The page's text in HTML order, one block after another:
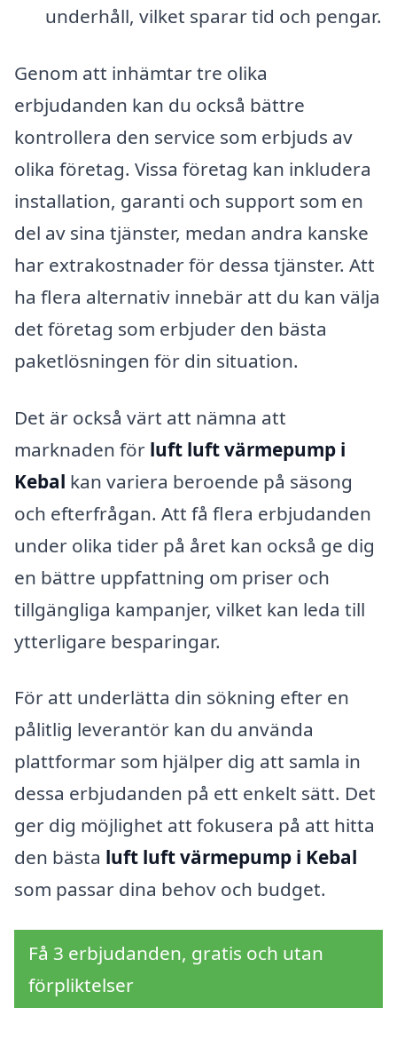
underhåll, vilket sparar tid och pengar.
Genom att inhämtar tre olika
erbjudanden kan du också bättre
kontrollera den service som erbjuds av
olika företag. Vissa företag kan inkludera
installation, garanti och support som en
del av sina tjänster, medan andra kanske
har extrakostnader för dessa tjänster. Att
ha flera alternativ innebär att du kan välja
det företag som erbjuder den bästa
paketlösningen för din situation.
Det är också värt att nämna att
marknaden för luft luft värmepump i
Kebal kan variera beroende på säsong
och efterfrågan. Att få flera erbjudanden
under olika tider på året kan också ge dig
en bättre uppfattning om priser och
tillgängliga kampanjer, vilket kan leda till
ytterligare besparingar.
För att underlätta din sökning efter en
pålitlig leverantör kan du använda
plattformar som hjälper dig att samla in
dessa erbjudanden på ett enkelt sätt. Det
ger dig möjlighet att fokusera på att hitta
den bästa luft luft värmepump i Kebal
som passar dina behov och budget.
Få 3 erbjudanden, gratis och utan
förpliktelser